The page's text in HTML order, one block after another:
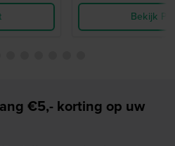
Bekijk
€5,- korting op uw